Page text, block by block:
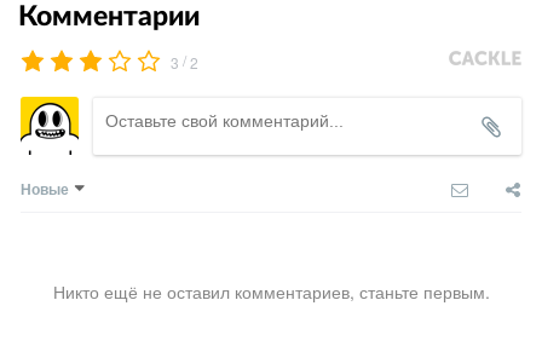
Комментарии
3 /2
Новые
Никто ещё не оставил комментариев, станьте первым.